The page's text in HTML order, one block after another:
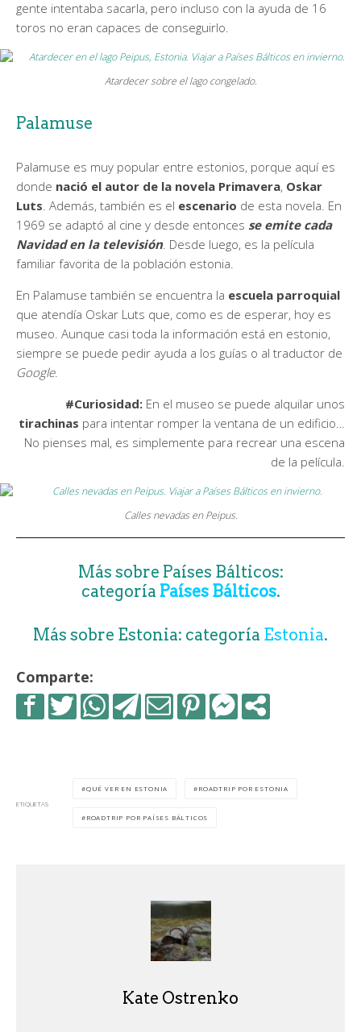
gente intentaba sacarla, pero incluso con la ayuda de 16
toros no eran capaces de conseguirlo.
Atardecer sobre el lago congelado.
Palamuse
Palamuse es muy popular entre estonios, porque aquí es
donde nació el autor de la novela Primavera, Oskar
Luts. Además, también es el escenario de esta novela. En
1969 se adaptó al cine y desde entonces se emite cada
Navidad en la televisión. Desde luego, es la película
familiar favorita de la población estonia.
En Palamuse también se encuentra la escuela parroquial
que atendía Oskar Luts que, como es de esperar, hoy es
museo. Aunque casi toda la información está en estonio,
siempre se puede pedir ayuda a los guías o al traductor de
Google.
#Curiosidad: En el museo se puede alquilar unos
tirachinas para intentar romper la ventana de un edificio…
No pienses mal, es simplemente para recrear una escena
de la película.
Calles nevadas en Peipus.
Más sobre Países Bálticos:
categoría Países Bálticos.
Más sobre Estonia: categoría Estonia.
Comparte:
ETIQUETAS
QUÉ VER EN ESTONIA ROADTRIP POR ESTONIA
ROADTRIP POR PAÍSES BÁLTICOS
Kate Ostrenko